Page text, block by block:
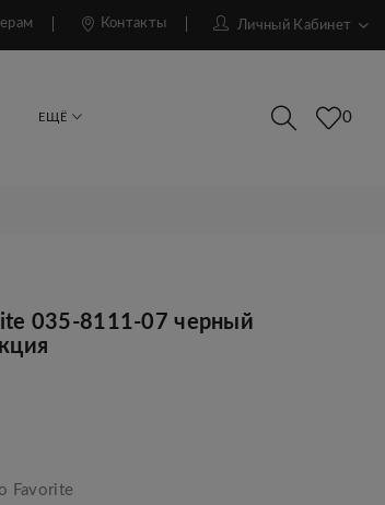
Контакты Личный Кабинет
ЕЩЁ 0
035-8111-07 черный
Favorite